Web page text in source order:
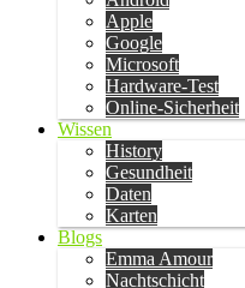
Apple
Google
Microsoft
Hardware-Test
Online-Sicherheit
Wissen
History
Gesundheit
Daten
Karten
Blogs
Emma Amour
Nachtschicht